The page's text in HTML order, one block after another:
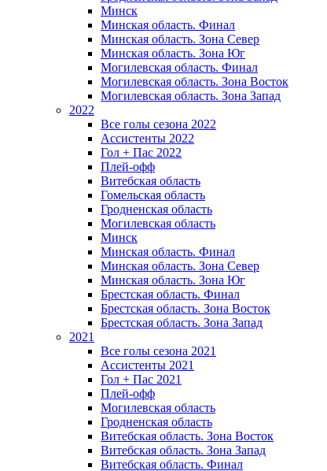
Минск
Минская область. Финал
Минская область. Зона Север
Минская область. Зона Юг
Могилевская область. Финал
Могилевская область. Зона Восток
Могилевская область. Зона Запад
2022
Все голы сезона 2022
Ассистенты 2022
Гол + Пас 2022
Плей-офф
Витебская область
Гомельская область
Гродненская область
Могилевская область
Минск
Mинская область. Финал
Минская область. Зона Север
Минская область. Зона Юг
Брестская область. Финал
Брестская область. Зона Восток
Брестская область. Зона Запад
2021
Все голы сезона 2021
Ассистенты 2021
Гол + Пас 2021
Плей-офф
Могилевская область
Гродненская область
Витебская область. Зона Восток
Витебская область. Зона Запад
Витебская область. Финал